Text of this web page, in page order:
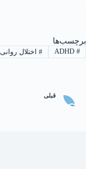
برچسب‌ها
#
ADHD
#اختلال روانی
قبلی